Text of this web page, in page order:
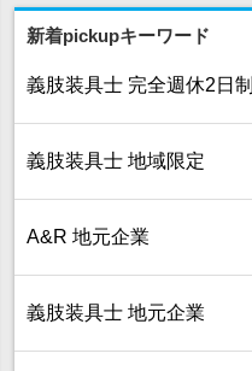
新着pickupキーワード
義肢装具士 完全週休2日制
義肢装具士 地域限定
A&R 地元企業
義肢装具士 地元企業